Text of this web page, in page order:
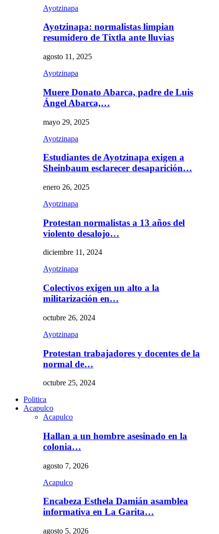
Ayotzinapa
Ayotzinapa: normalistas limpian
resumidero de Tixtla ante lluvias
agosto 11, 2025
Ayotzinapa
Muere Donato Abarca, padre de Luis
Ángel Abarca,…
mayo 29, 2025
Ayotzinapa
Estudiantes de Ayotzinapa exigen a
Sheinbaum esclarecer desaparición…
enero 26, 2025
Ayotzinapa
Protestan normalistas a 13 años del
violento desalojo…
diciembre 11, 2024
Ayotzinapa
Colectivos exigen un alto a la
militarización en…
octubre 26, 2024
Ayotzinapa
Protestan trabajadores y docentes de la
normal de…
octubre 25, 2024
Politica
Acapulco
Acapulco
Hallan a un hombre asesinado en la
colonia…
agosto 7, 2026
Acapulco
Encabeza Esthela Damián asamblea
informativa en La Garita…
agosto 5, 2026